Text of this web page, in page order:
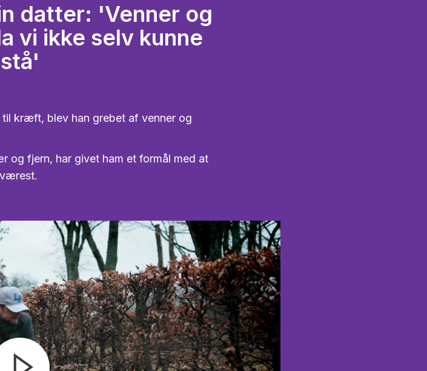
datter: 'Venner og
vi ikke selv kunne
stå'
kræft, blev han grebet af venner og
og fjern, har givet ham et formål med at